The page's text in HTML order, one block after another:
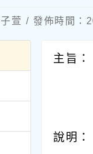
萱 / 發佈時間：
主旨：
說明：